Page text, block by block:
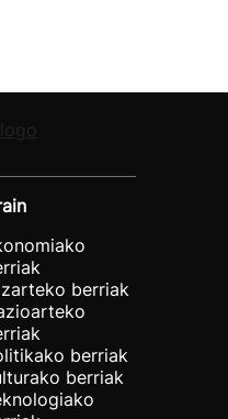
berriak
berriak
berriak